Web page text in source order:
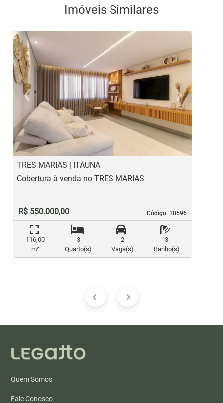
Imóveis Similares
‹
Previous
›
TRES MARIAS | ITAUNA
Código. 10596
Código. 10596
Cobertura à venda no TRES MARIAS
R$ 550.000,00
116,00
m²
3
Quarto(s)
2
Vaga(s)
3
Banho(s)
Quem Somos
Fale Conosco